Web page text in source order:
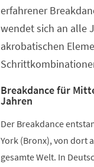
erfahrener
wendet sich an alle
akrobatischen
Breakdance für
Jahren
Der Breakdance
York (Bronx), von dort
gesamte Welt. In